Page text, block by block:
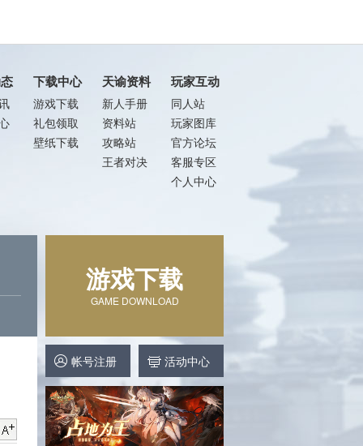
下载中心
游戏下载
礼包领取
壁纸下载
天谕资料
新人手册
资料站
攻略站
王者对决
玩家互动
同人站
玩家图库
官方论坛
客服专区
个人中心
游戏下载
GAME DOWNLOAD
帐号注册 活动中心